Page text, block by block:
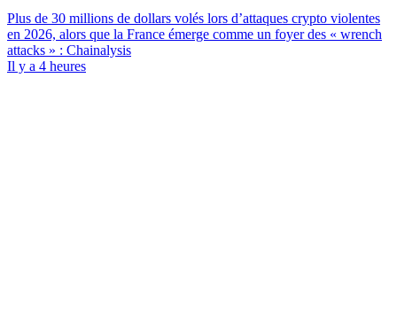
Plus de 30 millions de dollars volés lors d’attaques crypto violentes
en 2026, alors que la France émerge comme un foyer des « wrench
attacks » : Chainalysis
Il y a 4 heures